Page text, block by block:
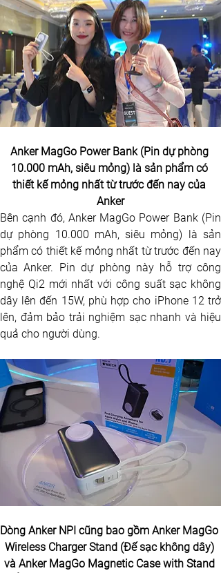
Anker MagGo Power Bank (Pin dự phòng
10.000 mAh, siêu mỏng) là sản phẩm có
thiết kế mỏng nhất từ trước đến nay của
Anker
Bên cạnh đó, Anker MagGo Power Bank (Pin
dự phòng 10.000 mAh, siêu mỏng) là sản
phẩm có thiết kế mỏng nhất từ trước đến nay
của Anker. Pin dự phòng này hỗ trợ công
nghệ Qi2 mới nhất với công suất sạc không
dây lên đến 15W, phù hợp cho iPhone 12 trở
lên, đảm bảo trải nghiệm sạc nhanh và hiệu
quả cho người dùng.
Dòng Anker NPI cũng bao gồm Anker MagGo
Wireless Charger Stand (Đế sạc không dây)
và Anker MagGo Magnetic Case with Stand